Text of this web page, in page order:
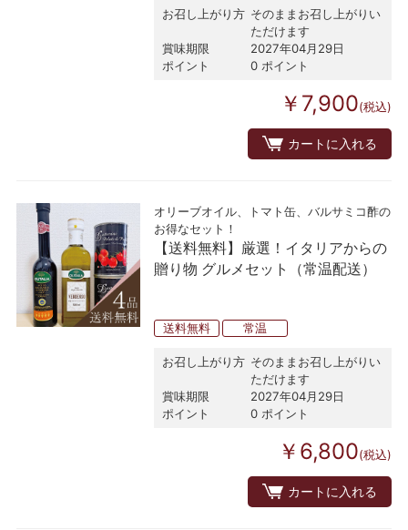
お召し上がり方 そのままお召し上がりい
ただけます
賞味期限
2027年04月29日
ポイント
0 ポイント
￥7,900(税込)
カートに入れる
オリーブオイル、トマト缶、バルサミコ酢の
お得なセット！
【送料無料】厳選！イタリアからの
贈り物 グルメセット（常温配送）
送料無料 常温
お召し上がり方 そのままお召し上がりい
ただけます
賞味期限
2027年04月29日
ポイント
0 ポイント
￥6,800(税込)
カートに入れる